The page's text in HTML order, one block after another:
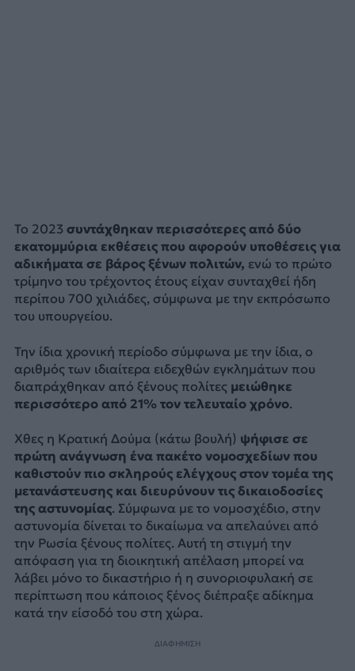
Το 2023 συντάχθηκαν περισσότερες από δύο
εκατομμύρια εκθέσεις που αφορούν υποθέσεις για
αδικήματα σε βάρος ξένων πολιτών, ενώ το πρώτο
τρίμηνο του τρέχοντος έτους είχαν συνταχθεί ήδη
περίπου 700 χιλιάδες, σύμφωνα με την εκπρόσωπο
του υπουργείου.
Την ίδια χρονική περίοδο σύμφωνα με την ίδια, ο
αριθμός των ιδιαίτερα ειδεχθών εγκλημάτων που
διαπράχθηκαν από ξένους πολίτες μειώθηκε
περισσότερο από 21% τον τελευταίο χρόνο.
Χθες η Κρατική Δούμα (κάτω βουλή) ψήφισε σε
πρώτη ανάγνωση ένα πακέτο νομοσχεδίων που
καθιστούν πιο σκληρούς ελέγχους στον τομέα της
μετανάστευσης και διευρύνουν τις δικαιοδοσίες
της αστυνομίας. Σύμφωνα με το νομοσχέδιο, στην
αστυνομία δίνεται το δικαίωμα να απελαύνει από
την Ρωσία ξένους πολίτες. Αυτή τη στιγμή την
απόφαση για τη διοικητική απέλαση μπορεί να
λάβει μόνο το δικαστήριο ή η συνοριοφυλακή σε
περίπτωση που κάποιος ξένος διέπραξε αδίκημα
κατά την είσοδό του στη χώρα.
ΔΙΑΦΗΜΙΣΗ